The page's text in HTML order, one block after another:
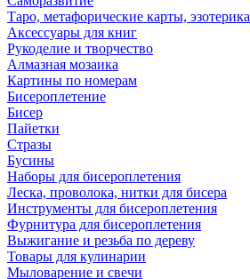
Таро, метафорические карты, эзотерика
Аксессуары для книг
Рукоделие и творчество
Алмазная мозаика
Картины по номерам
Бисероплетение
Бисер
Пайетки
Стразы
Бусины
Наборы для бисероплетения
Леска, проволока, нитки для бисера
Инструменты для бисероплетения
Фурнитура для бисероплетения
Выжигание и резьба по дереву
Товары для кулинарии
Мыловарение и свечи